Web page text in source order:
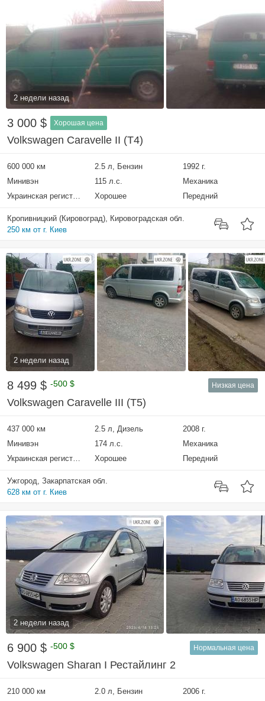
2 недели назад
3 000 $ Хорошая цена
Volkswagen Caravelle II (T4)
600 000 км 2.5 л, Бензин
1992 г.
Минивэн
115 л.с.
Механика
Украинская регистрация
Хорошее Передний
Кропивницкий (Кировоград), Кировоградская обл.
250 км от г. Киев
2 недели назад
8 499 $ -500 $ Низкая цена
Volkswagen Caravelle III (T5)
437 000 км 2.5 л, Дизель
2008 г.
Минивэн
174 л.с.
Механика
Украинская регистрация
Хорошее Передний
Ужгород, Закарпатская обл.
628 км от г. Киев
2 недели назад
6 900 $ -500 $ Нормальная цена
Volkswagen Sharan I Рестайлинг 2
210 000 км 2.0 л, Бензин
2006 г.